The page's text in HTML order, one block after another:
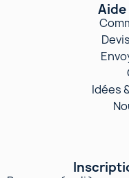
Idées